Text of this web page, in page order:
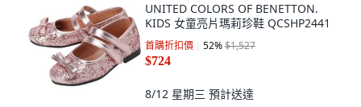
UNITED COLORS OF BENETTON.
KIDS 女童亮片瑪莉珍鞋 QCSHP2441
首購折扣價 52%$1,527
$724
8/12 星期三 預計送達